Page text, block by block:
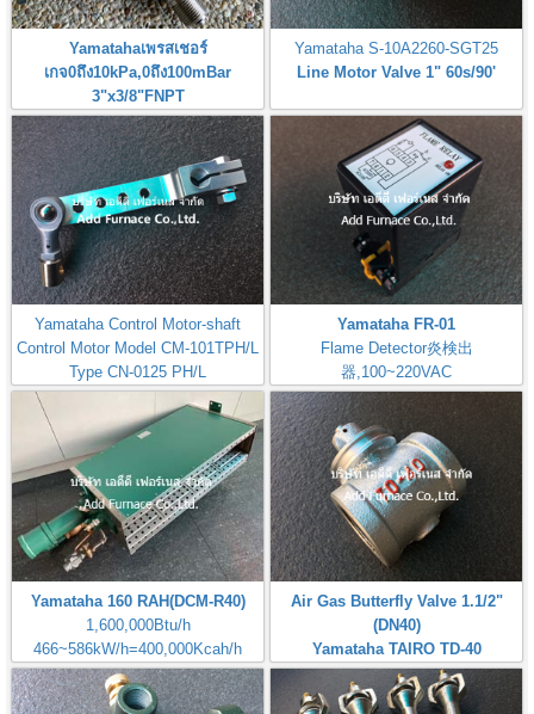
Yamatahaเพรสเชอร์
เกจ0ถึง10kPa,0ถึง100mBar
3"x3/8"FNPT
Pressure Gauge 0-10kPa,0-
100mBar
Yamataha S-10A2260-SGT25
Line Motor Valve 1" 60s/90'
Yamataha Control Motor-shaft
Control Motor Model CM-101TPH/L
Type CN-0125 PH/L
MODEL-CM-101TPH/L-B7I
Yamataha FR-01
Flame Detector炎検出
器,100~220VAC
Check: Flame Rod
Yamataha 160 RAH(DCM-R40)
1,600,000Btu/h
466~586kW/h=400,000Kcah/h
Airheat:Max Temperature
400℃,750℉
Air Gas Butterfly Valve 1.1/2"
(DN40)
Yamataha TAIRO TD-40
Brand: Yamataha